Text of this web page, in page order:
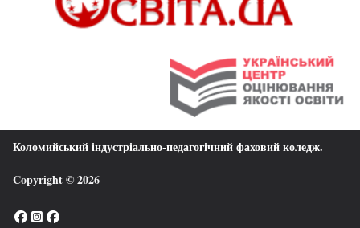
Коломийський індустріально-педагогічний фаховий коледж.
Copyright © 2026